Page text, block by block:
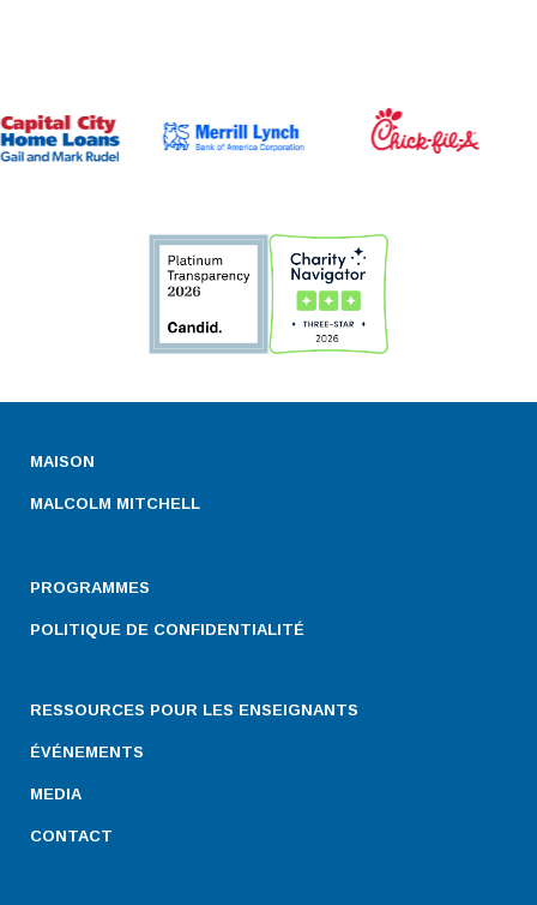
MAISON
MALCOLM MITCHELL
PROGRAMMES
POLITIQUE DE CONFIDENTIALITÉ
RESSOURCES POUR LES ENSEIGNANTS
ÉVÉNEMENTS
MEDIA
CONTACT